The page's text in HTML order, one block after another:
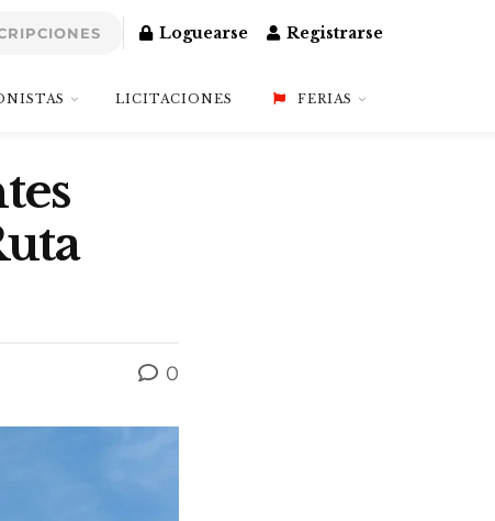
Loguearse Registrarse
LICITACIONES FERIAS
0